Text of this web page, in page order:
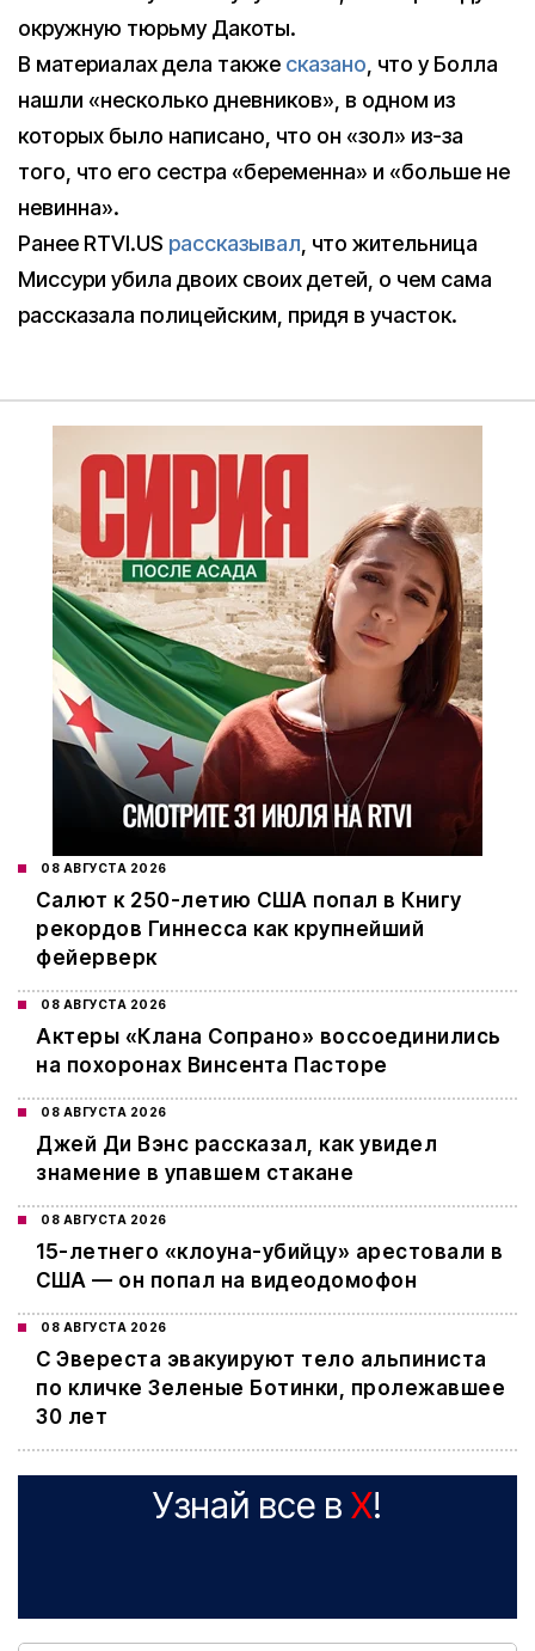
окружную тюрьму Дакоты.
В материалах дела также сказано, что у Болла
нашли «несколько дневников», в одном из
которых было написано, что он «зол» из-за
того, что его сестра «беременна» и «больше не
невинна».
Ранее RTVI.US рассказывал, что жительница
Миссури убила двоих своих детей, о чем сама
рассказала полицейским, придя в участок.
08 АВГУСТА 2026
Салют к 250-летию США попал в Книгу
рекордов Гиннесса как крупнейший
фейерверк
08 АВГУСТА 2026
Актеры «Клана Сопрано» воссоединились
на похоронах Винсента Пасторе
08 АВГУСТА 2026
Джей Ди Вэнс рассказал, как увидел
знамение в упавшем стакане
08 АВГУСТА 2026
15-летнего «клоуна-убийцу» арестовали в
США — он попал на видеодомофон
08 АВГУСТА 2026
С Эвереста эвакуируют тело альпиниста
по кличке Зеленые Ботинки, пролежавшее
30 лет
Узнай все в X!